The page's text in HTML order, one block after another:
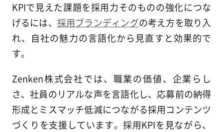
KPIで見えた課題を採用力そのものの強化につな
げるには、 採用ブランディングの考え方を取り入
れ、自社の魅力の言語化から見直すと効果的で
す。
Zenken株式会社では、職業の価値、企業らし
さ、社員のリアルな声を言語化し、応募前の納得
形成とミスマッチ低減につながる採用コンテンツ
づくりを支援しています。採用KPIを見ながら、